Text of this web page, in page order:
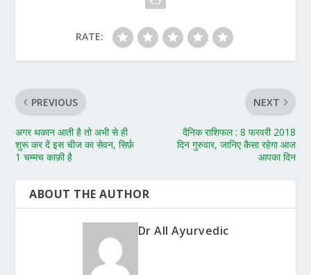
RATE:
PREVIOUS
अगर थकान आती है तो अभी से ही
शुरू कर दें इस चीज का सेवन, सिर्फ़
1 चम्मच काफ़ी है
NEXT
दैनिक राशिफल : 8 फरवरी 2018
दिन गुरुवार, जानिए कैसा रहेगा आज
आपका दिन
ABOUT THE AUTHOR
Dr All Ayurvedic